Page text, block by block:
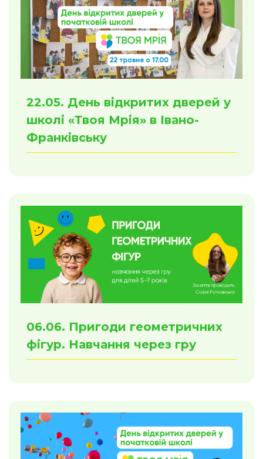
22.05. День відкритих дверей у
школі «Твоя Мрія» в Івано-
Франківську
06.06. Пригоди геометричних
фігур. Навчання через гру